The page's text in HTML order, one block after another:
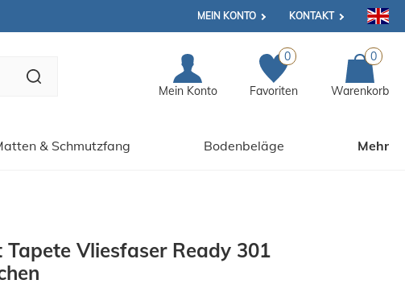
MEIN KONTO KONTAKT
Mein Konto
0
Favoriten
0
Warenkorb
& Schmutzfang Bodenbeläge Mehr
Vliesfaser Ready 301